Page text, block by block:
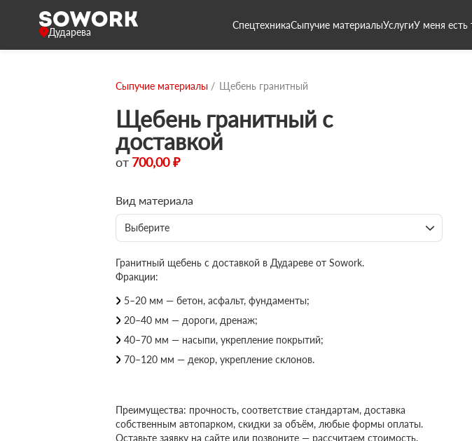
Дударева
СпецтехникаСыпучие материалыУслугиУ меня есть
Сыпучие материалы Щебень гранитный
Щебень гранитный с
доставкой
от 700,00 ₽
Вид материала
Выберите
Гранитный щебень с доставкой в Дудареве от Sowork.
Фракции:
5–20 мм — бетон, асфальт, фундаменты;
20–40 мм — дороги, дренаж;
40–70 мм — насыпи, укрепление покрытий;
70–120 мм — декор, укрепление склонов.
Преимущества: прочность, соответствие стандартам, доставка
собственным автопарком, скидки за объём, любые формы оплаты.
Оставьте заявку на сайте или позвоните — рассчитаем стоимость.